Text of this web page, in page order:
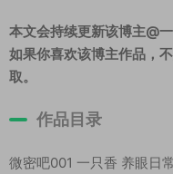
本文会持续更新该博主@
如果你喜欢该博主作品，
取。
作品目录
微密吧001 一只香 养眼日